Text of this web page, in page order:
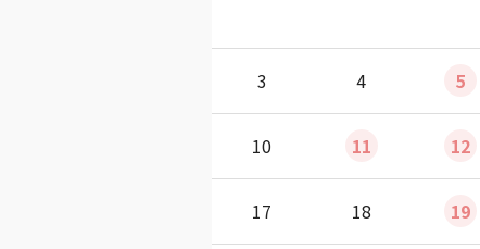
3 4 5
10 11 12
17 18 19